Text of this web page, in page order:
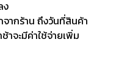
ง
ากร้าน ถึงวันที่สินค้า
าจะมีค่าใช้จ่ายเพิ่ม